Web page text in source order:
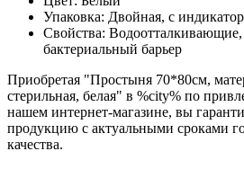
Упаковка: Двойная, с
Свойства: Водоотталкивающие,
бактериальный барьер
Приобретая "Простыня 70*80см,
стерильная, белая" в %city% по
нашем интернет-магазине, вы
продукцию с актуальными сроками
качества.